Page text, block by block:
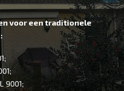
voor een traditionele
:
9001;